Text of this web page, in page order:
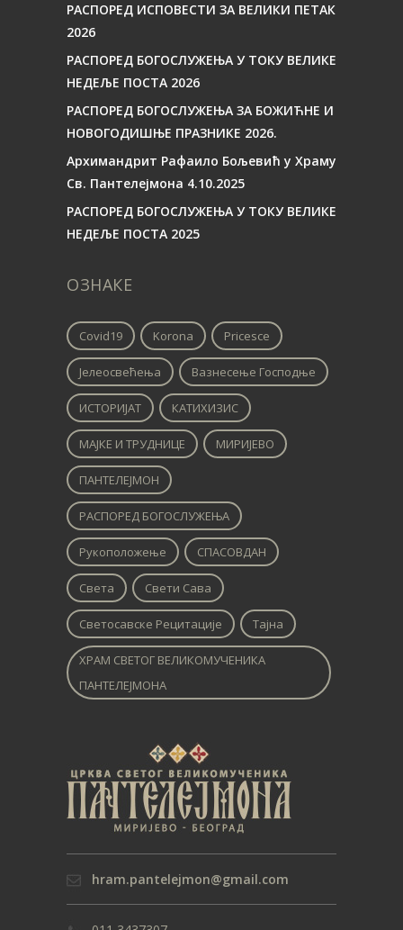
РАСПОРЕД ИСПОВЕСТИ ЗА ВЕЛИКИ ПЕТАК
2026
РАСПОРЕД БОГОСЛУЖЕЊА У ТОКУ ВЕЛИКЕ
НЕДЕЉЕ ПОСТА 2026
РАСПОРЕД БОГОСЛУЖЕЊА ЗА БОЖИЋНЕ И
НОВОГОДИШЊЕ ПРАЗНИКЕ 2026.
Архимандрит Рафаило Бољевић у Храму
Св. Пантелејмона 4.10.2025
РАСПОРЕД БОГОСЛУЖЕЊА У ТОКУ ВЕЛИКЕ
НЕДЕЉЕ ПОСТА 2025
ОЗНАКЕ
Covid19 Korona Pricesce
Јелеосвећења Вазнесење Господње
ИСТОРИЈАТ КАТИХИЗИС
МАЈКЕ И ТРУДНИЦЕ МИРИЈЕВО
ПАНТЕЛЕЈМОН
РАСПОРЕД БОГОСЛУЖЕЊА
Рукоположење СПАСОВДАН
Света Свети Сава
Светосавске Рецитације Тајна
ХРАМ СВЕТОГ ВЕЛИКОМУЧЕНИКА
ПАНТЕЛЕЈМОНА
hram.pantelejmon@gmail.com